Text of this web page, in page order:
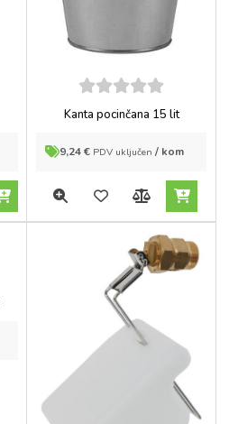
5
out of
5
Kanta pocinčana 15 lit
9,24€ PDV uključen / kom